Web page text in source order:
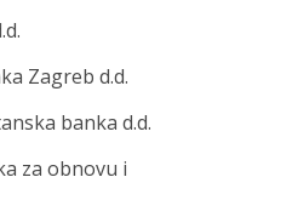
Zagreb d.d.
banka d.d.
za obnovu i